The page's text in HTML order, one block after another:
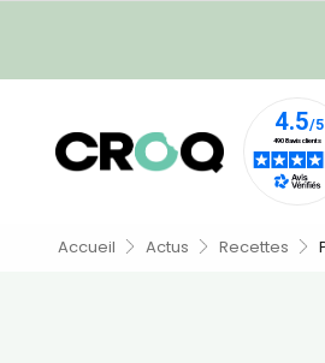
Accueil Actus Recettes